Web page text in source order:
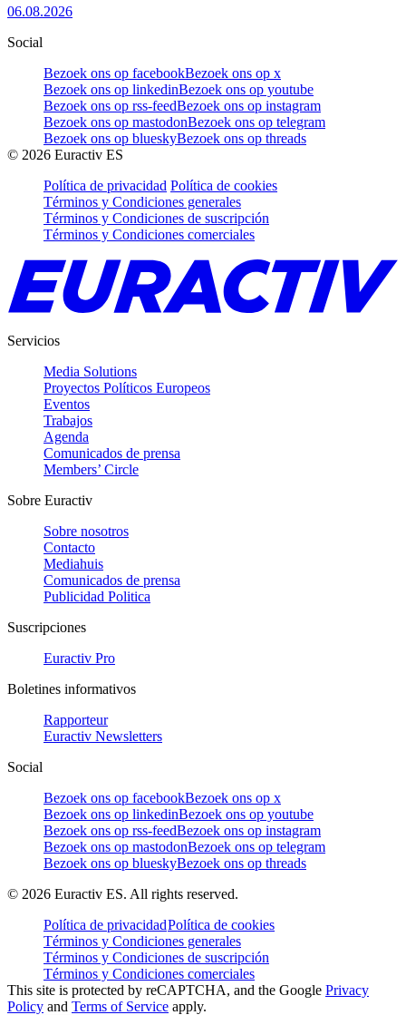
06.08.2026
Social
Bezoek ons op facebookBezoek ons op x
Bezoek ons op linkedinBezoek ons op youtube
Bezoek ons op rss-feedBezoek ons op instagram
Bezoek ons op mastodonBezoek ons op telegram
Bezoek ons op blueskyBezoek ons op threads
© 2026 Euractiv ES
Política de privacidad Política de cookies
Términos y Condiciones generales
Términos y Condiciones de suscripción
Términos y Condiciones comerciales
Servicios
Media Solutions
Proyectos Políticos Europeos
Eventos
Trabajos
Agenda
Comunicados de prensa
Members’ Circle
Sobre Euractiv
Sobre nosotros
Contacto
Mediahuis
Comunicados de prensa
Publicidad Politica
Suscripciones
Euractiv Pro
Boletines informativos
Rapporteur
Euractiv Newsletters
Social
Bezoek ons op facebookBezoek ons op x
Bezoek ons op linkedinBezoek ons op youtube
Bezoek ons op rss-feedBezoek ons op instagram
Bezoek ons op mastodonBezoek ons op telegram
Bezoek ons op blueskyBezoek ons op threads
© 2026 Euractiv ES. All rights reserved.
Política de privacidadPolítica de cookies
Términos y Condiciones generales
Términos y Condiciones de suscripción
Términos y Condiciones comerciales
This site is protected by reCAPTCHA, and the Google Privacy
Policy and Terms of Service apply.